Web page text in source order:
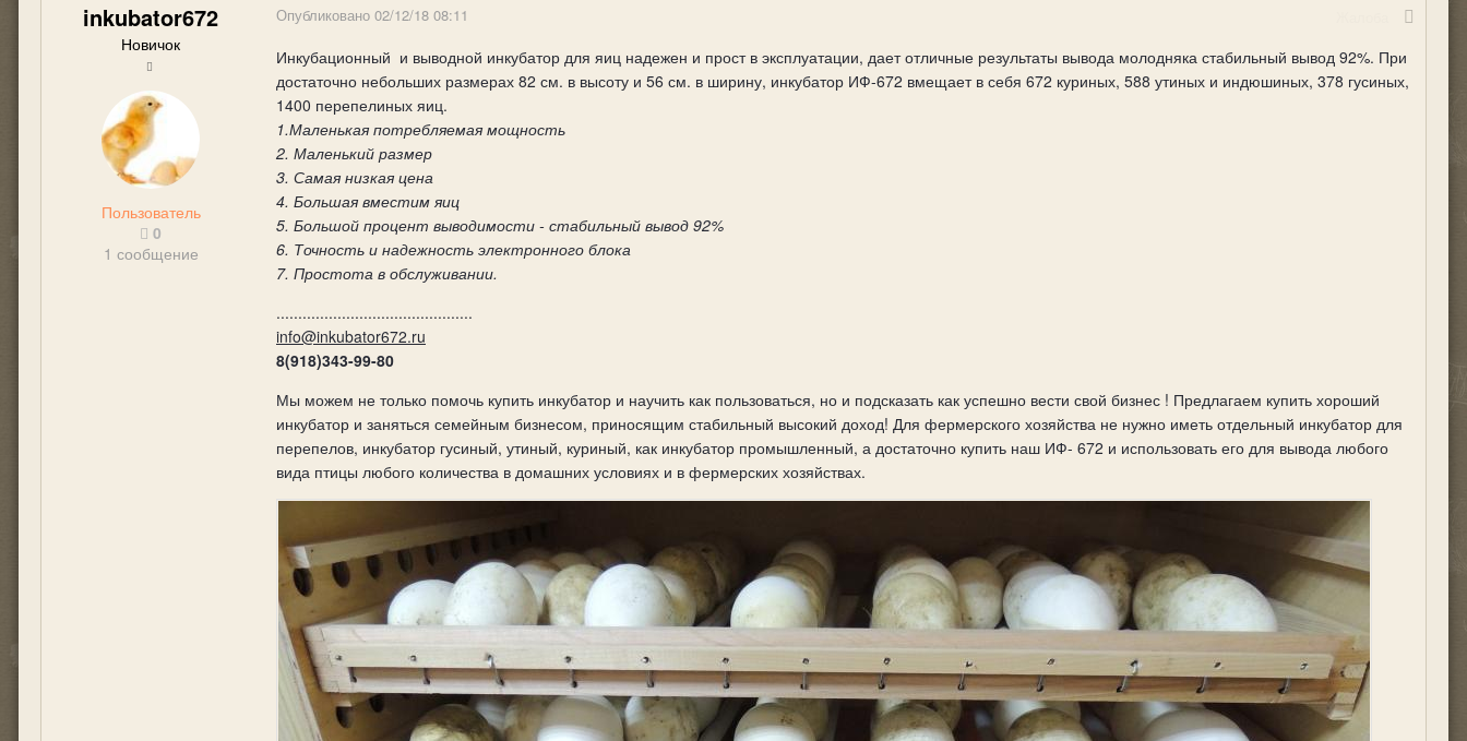
inkubator672
Новичок
Пользователь
0
1 сообщение
Опубликовано 02/12/18 08:11
Инкубационный и выводной инкубатор для яиц надежен и прост в эксплуатации, дает отличные результаты вывода молодняка стабильный вывод 92%. При
достаточно небольших размерах 82 см. в высоту и 56 см. в ширину, инкубатор ИФ-672 вмещает в себя 672 куриных, 588 утиных и индюшиных, 378 гусиных,
1400 перепелиных яиц.
1.Маленькая потребляемая мощность
2. Маленький размер
3. Самая низкая цена
4. Большая вместим яиц
5. Большой процент выводимости - стабильный вывод 92%
6. Точность и надежность электронного блока
7. Простота в обслуживании.
.............................................
info@inkubator672.ru
8(918)343-99-80
Мы можем не только помочь купить инкубатор и научить как пользоваться, но и подсказать как успешно вести свой бизнес ! Предлагаем купить хороший
инкубатор и заняться семейным бизнесом, приносящим стабильный высокий доход! Для фермерского хозяйства не нужно иметь отдельный инкубатор для
перепелов, инкубатор гусиный, утиный, куриный, как инкубатор промышленный, а достаточно купить наш ИФ- 672 и использовать его для вывода любого
вида птицы любого количества в домашних условиях и в фермерских хозяйствах.